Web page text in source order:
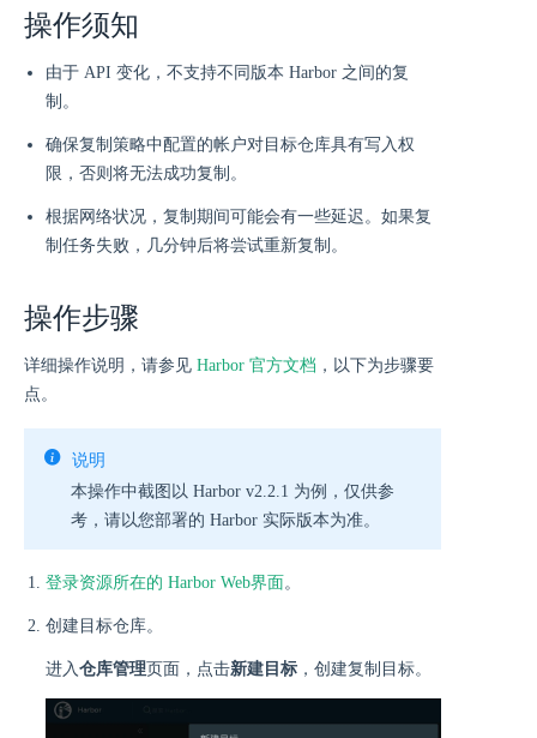
操作须知
由于 API 变化，不支持不同版本 Harbor 之间的复
制。
确保复制策略中配置的帐户对目标仓库具有写入权
限，否则将无法成功复制。
根据网络状况，复制期间可能会有一些延迟。如果复
制任务失败，几分钟后将尝试重新复制。
操作步骤
详细操作说明，请参见 Harbor 官方文档 ，以下为步骤要
点。
说明
本操作中截图以 Harbor v2.2.1 为例，仅供参
考，请以您部署的 Harbor 实际版本为准。
登录资源所在的 Harbor Web界面。
创建目标仓库。
进入仓库管理页面，点击新建目标 ，创建复制目标。